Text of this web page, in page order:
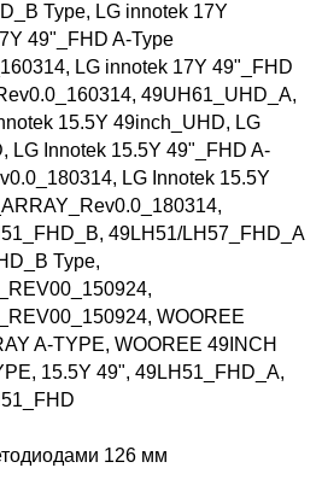
Type, LG innotek 17Y
49"_FHD A-Type
LG innotek 17Y 49"_FHD
49UH61_UHD_A,
15.5Y 49inch_UHD, LG
LG Innotek 15.5Y 49"_FHD A-
LG Innotek 15.5Y
49LH51/LH57_FHD_A
Type,
WOOREE
A-TYPE, WOOREE 49INCH
15.5Y 49", 49LH51_FHD_A,
126 мм